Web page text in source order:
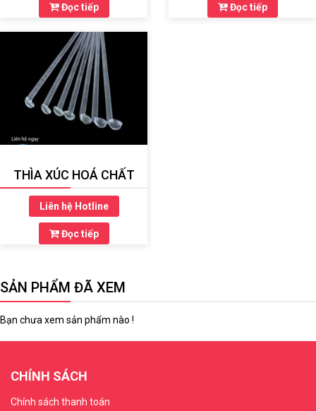
Đọc tiếp Đọc tiếp
THÌA XÚC HOÁ CHẤT
Liên hệ Hotline
Đọc tiếp
SẢN PHẨM ĐÃ XEM
Bạn chưa xem sản phẩm nào !
CHÍNH SÁCH
Chính sách thanh toán